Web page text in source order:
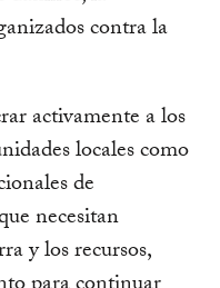
contra la
activamente a los
locales como
de
necesitan
y los recursos,